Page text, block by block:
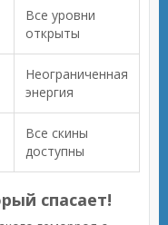
Все уровни
открыты
Неограниченная
энергия
Все скины
доступны
спасает!